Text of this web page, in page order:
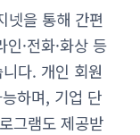
넷을 통해 간편
·전화·화상 등
다. 개인 회원
하며, 기업 단
그램도 제공받